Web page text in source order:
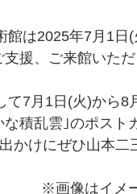
館は2025年7月1日(
援、ご来館いた
て7月1日(火)から8
な積乱雲｣のポス
かけにぜひ山本二
※画像はイメ